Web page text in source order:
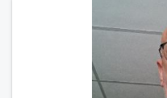
autant être trop
avec très peu de
bienveillant,
respectueux, doux de
laisse « glisser »
m’éprenez pas